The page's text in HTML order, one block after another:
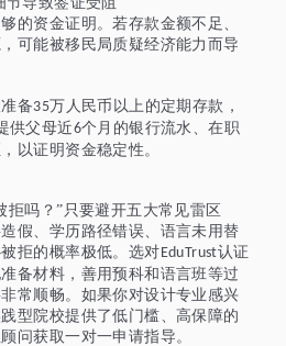
的资金证明。若存款金额不足、
可能被移民局质疑经济能力而导
备35万人民币以上的定期存款，
供父母近6个月的银行流水、在职
以证明资金稳定性。
拒吗？”只要避开五大常见雷区
假、学历路径错误、语言未用替
拒的概率极低。选对EduTrust认证
备材料，善用预科和语言班等过
常顺畅。如果你对设计专业感兴
型院校提供了低门槛、高保障的
问获取一对一申请指导。